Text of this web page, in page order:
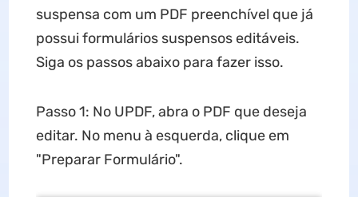
suspensa com um PDF preenchível que já
possui formulários suspensos editáveis.
Siga os passos abaixo para fazer isso.
Passo 1: No UPDF, abra o PDF que deseja
editar. No menu à esquerda, clique em
"Preparar Formulário".